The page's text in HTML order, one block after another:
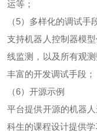
运等；
（5）多样化的调试手
支持机器人控制器模
线监测，以及所有观
丰富的开发调试手段；
（6）开源示例
平台提供开源的机器
科生的课程设计提供学